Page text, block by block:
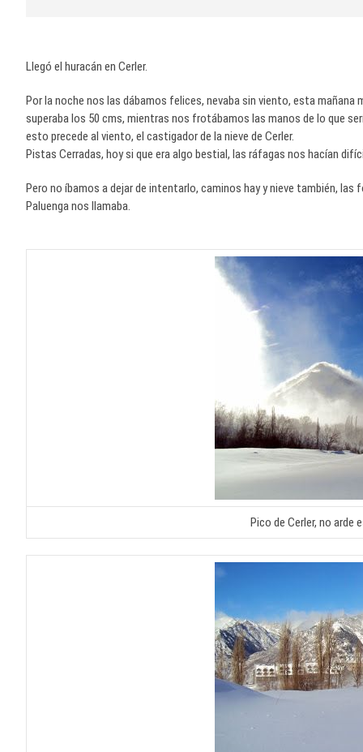
Llegó el huracán en Cerler.
Por la noche nos las dábamos felices, nevaba sin viento, esta
superaba los 50 cms, mientras nos frotábamos las manos de lo que
esto precede al viento, el castigador de la nieve de Cerler.
Pistas Cerradas, hoy si que era algo bestial, las ráfagas nos hacían
Pero no íbamos a dejar de intentarlo, caminos hay y nieve también,
Paluenga nos llamaba.
Pico de Cerler, no arde